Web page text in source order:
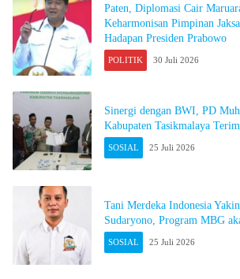
Paten, Diplomasi Cair
Keharmonisan Pimpinan
Hadapan Presiden Prabowo
POLITIK 30 Juli 2026
Sinergi dengan BWI, PD
Kabupaten Tasikmalaya
SOSIAL 25 Juli 2026
Tani Merdeka Indonesia
Sudaryono, Program MBG
SOSIAL 25 Juli 2026